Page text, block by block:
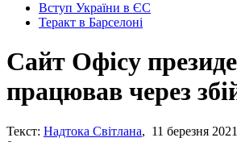
Вступ України в ЄС
Теракт в Барселоні
Сайт Офісу
працював через
Текст: Надтока Світлана, 11 березня